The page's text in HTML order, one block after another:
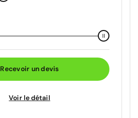
Recevoir un devis
Voir le détail